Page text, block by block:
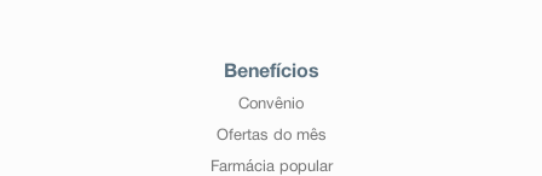
Benefícios
Convênio
Ofertas do mês
Farmácia popular